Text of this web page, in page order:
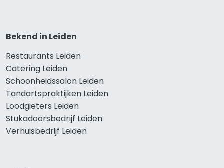
Bekend in Leiden
Restaurants Leiden
Catering Leiden
Schoonheidssalon Leiden
Tandartspraktijken Leiden
Loodgieters Leiden
Stukadoorsbedrijf Leiden
Verhuisbedrijf Leiden